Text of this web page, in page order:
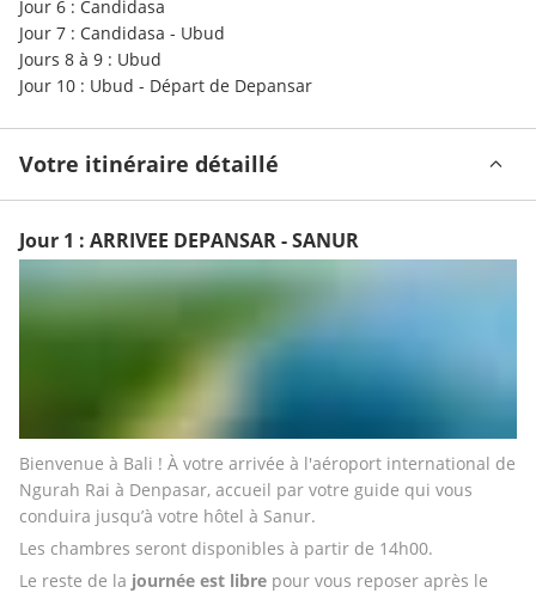
Jour 6 : Candidasa
Jour 7 : Candidasa - Ubud
Jours 8 à 9 : Ubud
Jour 10 : Ubud - Départ de Depansar
Votre itinéraire détaillé
Jour 1 : ARRIVEE DEPANSAR - SANUR
Bienvenue à Bali ! À votre arrivée à l'aéroport international de
Ngurah Rai à Denpasar, accueil par votre guide qui vous
conduira jusqu’à votre hôtel à Sanur.
Les chambres seront disponibles à partir de 14h00.
Le reste de la journée est libre pour vous reposer après le